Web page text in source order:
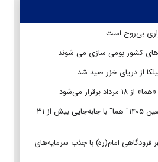
بی‌روح است
های کشور بومی سازی می شوند
برقرار می‌شود
پایان عملیات پروازی اربعین ۱۴۰۵" هما" با جابه‌جایی بیش از ۳۱
فرودگاهی امام(ره) با جذب سرمایه‌های